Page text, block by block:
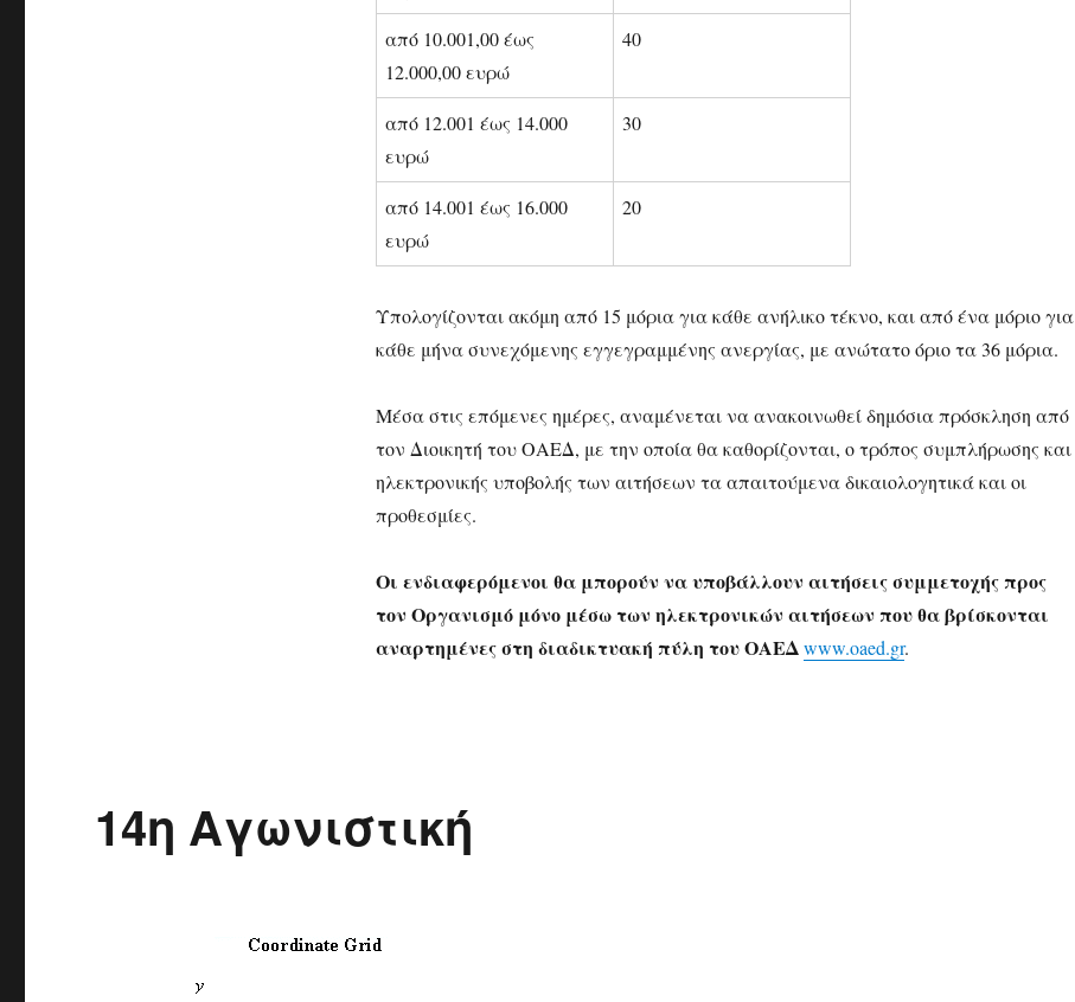
από 10.001,00 έως
12.000,00 ευρώ
40
από 12.001 έως 14.000
ευρώ
30
από 14.001 έως 16.000
ευρώ
20
Υπολογίζονται ακόμη από 15 μόρια για κάθε ανήλικο τέκνο, και από ένα μόριο για
κάθε μήνα συνεχόμενης εγγεγραμμένης ανεργίας, με ανώτατο όριο τα 36 μόρια.
Μέσα στις επόμενες ημέρες, αναμένεται να ανακοινωθεί δημόσια πρόσκληση από
τον Διοικητή του ΟΑΕΔ, με την οποία θα καθορίζονται, ο τρόπος συμπλήρωσης και
ηλεκτρονικής υποβολής των αιτήσεων τα απαιτούμενα δικαιολογητικά και οι
προθεσμίες.
Οι ενδιαφερόμενοι θα μπορούν να υποβάλλουν αιτήσεις συμμετοχής προς
τον Οργανισμό μόνο μέσω των ηλεκτρονικών αιτήσεων που θα βρίσκονται
αναρτημένες στη διαδικτυακή πύλη του ΟΑΕΔwww.oaed.gr.
14η Αγωνιστική